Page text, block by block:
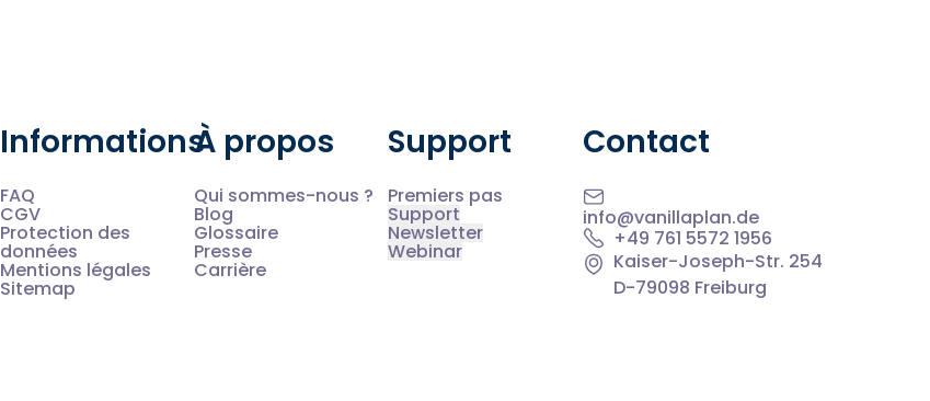
Informations
FAQ
CGV
Protection des
données
Mentions légales
Sitemap
À propos
Qui sommes-nous ?
Blog
Glossaire
Presse
Carrière
Support
Premiers pas
Support
Newsletter
Webinar
Contact
info@vanillaplan.de
+49 761 5572 1956
Kaiser-Joseph-Str. 254
D-79098 Freiburg